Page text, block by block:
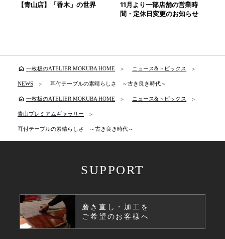
【青山店】「香木」の世界
11月より一部店舗の営業時
間・定休日変更のお知らせ
home 一枚板のATELIER MOKUBA HOME ニュース&トピックス
NEWS 耳付テーブルの素晴らしさ ～古き良き時代～
home 一枚板のATELIER MOKUBA HOME ニュース&トピックス
青山プレミアムギャラリー
耳付テーブルの素晴らしさ ～古き良き時代～
SUPPORT
磨き直し・加工を
ご希望のお客様へ